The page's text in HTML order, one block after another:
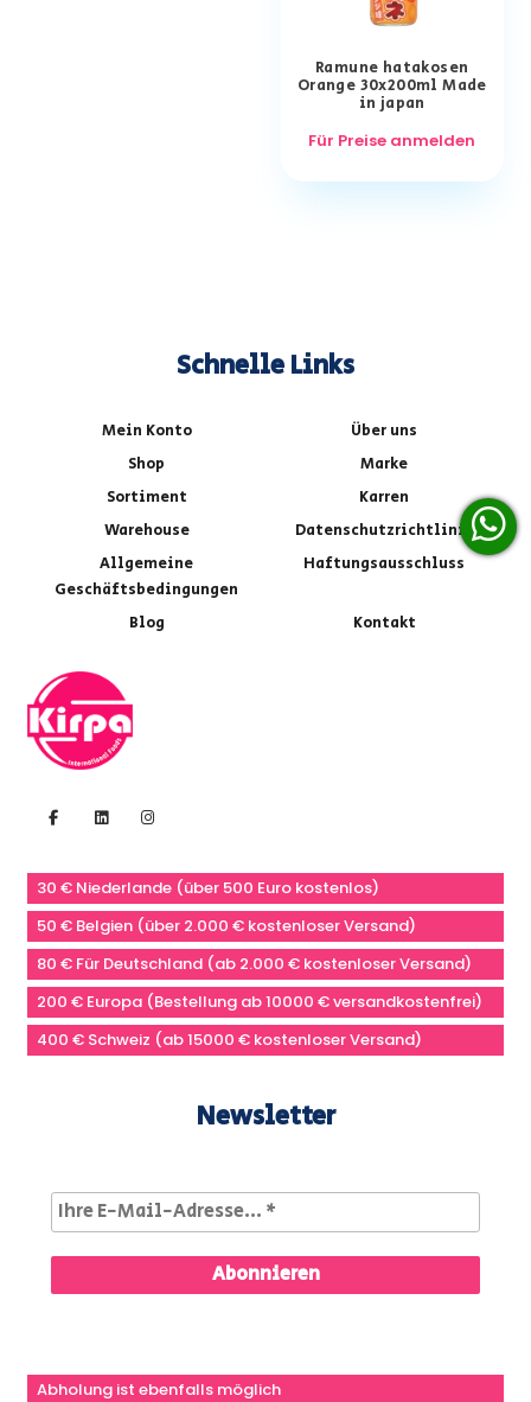
Ramune hatakosen
Orange 30x200ml Made
in japan
Für Preise anmelden
Schnelle Links
Mein Konto
Über uns
Shop
Marke
Sortiment
Karren
Warehouse
Datenschutzrichtlinie
Allgemeine
Geschäftsbedingungen
Haftungsausschluss
Blog Kontakt
30 € Niederlande (über 500 Euro kostenlos)
50 € Belgien (über 2.000 € kostenloser Versand)
80 € Für Deutschland (ab 2.000 € kostenloser Versand)
200 € Europa (Bestellung ab 10000 € versandkostenfrei)
400 € Schweiz (ab 15000 € kostenloser Versand)
Newsletter
Abholung ist ebenfalls möglich